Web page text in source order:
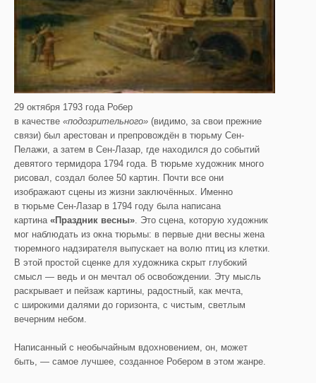
29 октября 1793 года Робер
в качестве «подозрительного» (видимо, за свои прежние
связи) был арестован и препровождён в тюрьму Сен-
Пелажи, а затем в Сен-Лазар, где находился до событий
девятого термидора 1794 года. В тюрьме художник много
рисовал, создал более 50 картин. Почти все они
изображают сцены из жизни заключённых. Именно
в тюрьме Сен-Лазар в 1794 году была написана
картина «Праздник весны» . Это сцена, которую художник
мог наблюдать из окна тюрьмы: в первые дни весны жена
тюремного надзирателя выпускает на волю птиц из клетки.
В этой простой сценке для художника скрыт глубокий
смысл — ведь и он мечтал об освобождении. Эту мысль
раскрывает и пейзаж картины, радостный, как мечта,
с широкими далями до горизонта, с чистым, светлым
вечерним небом.
Написанный с необычайным вдохновением, он, может
быть, — самое лучшее, созданное Робером в этом жанре.